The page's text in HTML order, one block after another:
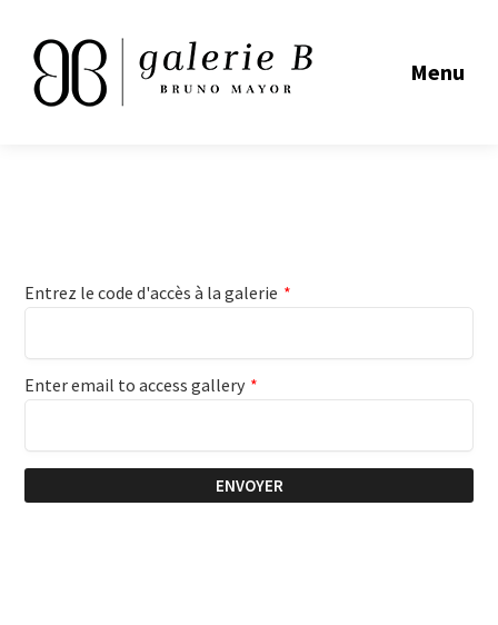
Menu
Entrez le code d'accès à la galerie *
Enter email to access gallery *
ENVOYER